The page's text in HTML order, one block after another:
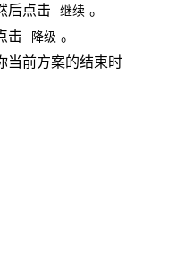
后点击
继续 。
击
降级 。
当前方案的结束时